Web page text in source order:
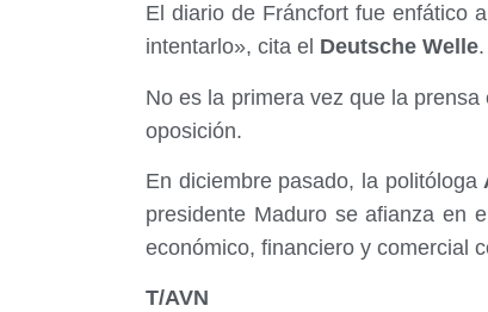
El diario de Fráncfort fue enfático
intentarlo», cita el Deutsche Welle.
No es la primera vez que la
oposición.
En diciembre pasado, la politóloga
presidente Maduro se afianza en
económico, financiero y comercial
T/AVN